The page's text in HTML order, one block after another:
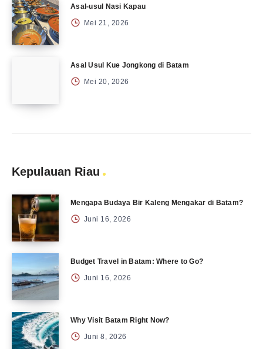
Asal-usul Nasi Kapau
Mei 21, 2026
Asal Usul Kue Jongkong di Batam
Mei 20, 2026
Kepulauan Riau
Mengapa Budaya Bir Kaleng Mengakar di Batam?
Juni 16, 2026
Budget Travel in Batam: Where to Go?
Juni 16, 2026
Why Visit Batam Right Now?
Juni 8, 2026